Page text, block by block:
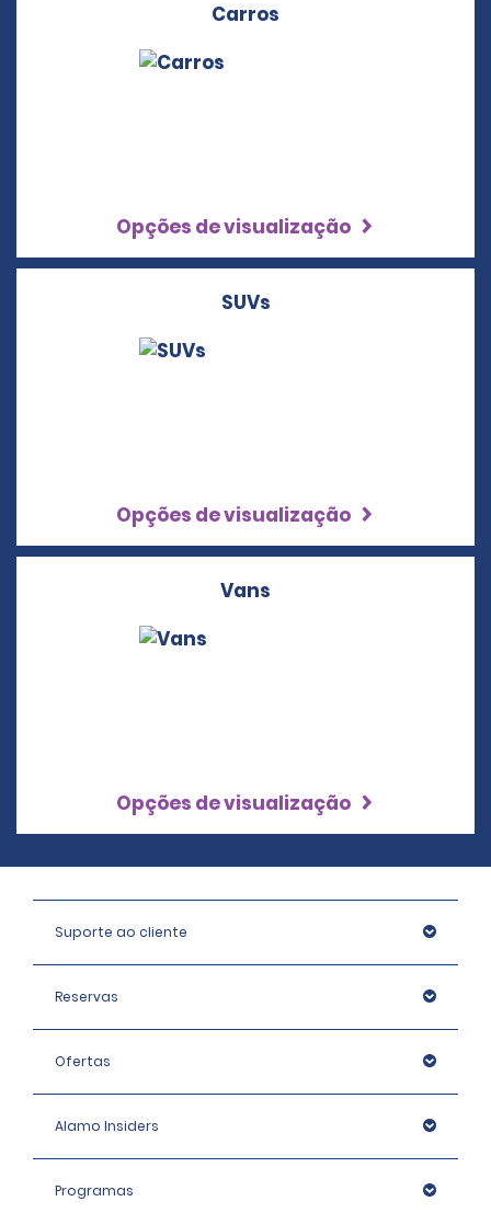
Carros
Opções de visualização
SUVs
Opções de visualização
Vans
Opções de visualização
Suporte ao cliente
Reservas
Ofertas
Alamo Insiders
Programas